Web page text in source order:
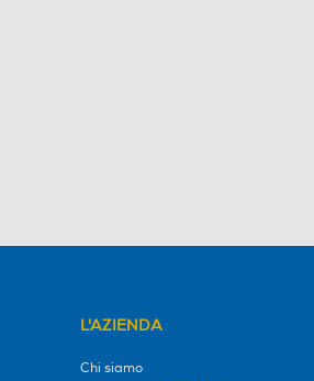
L'AZIENDA
Chi siamo